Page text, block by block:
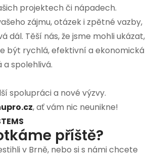
projektech či nápadech.
zájmu, otázek i zpětné vazby,
dál. Těší nás, že jsme mohli ukázat,
být rychlá, efektivní a ekonomická
spolehlivá.
spolupráci a nové výzvy.
, ať vám nic neunikne!
příště?
v Brně, nebo si s námi chcete